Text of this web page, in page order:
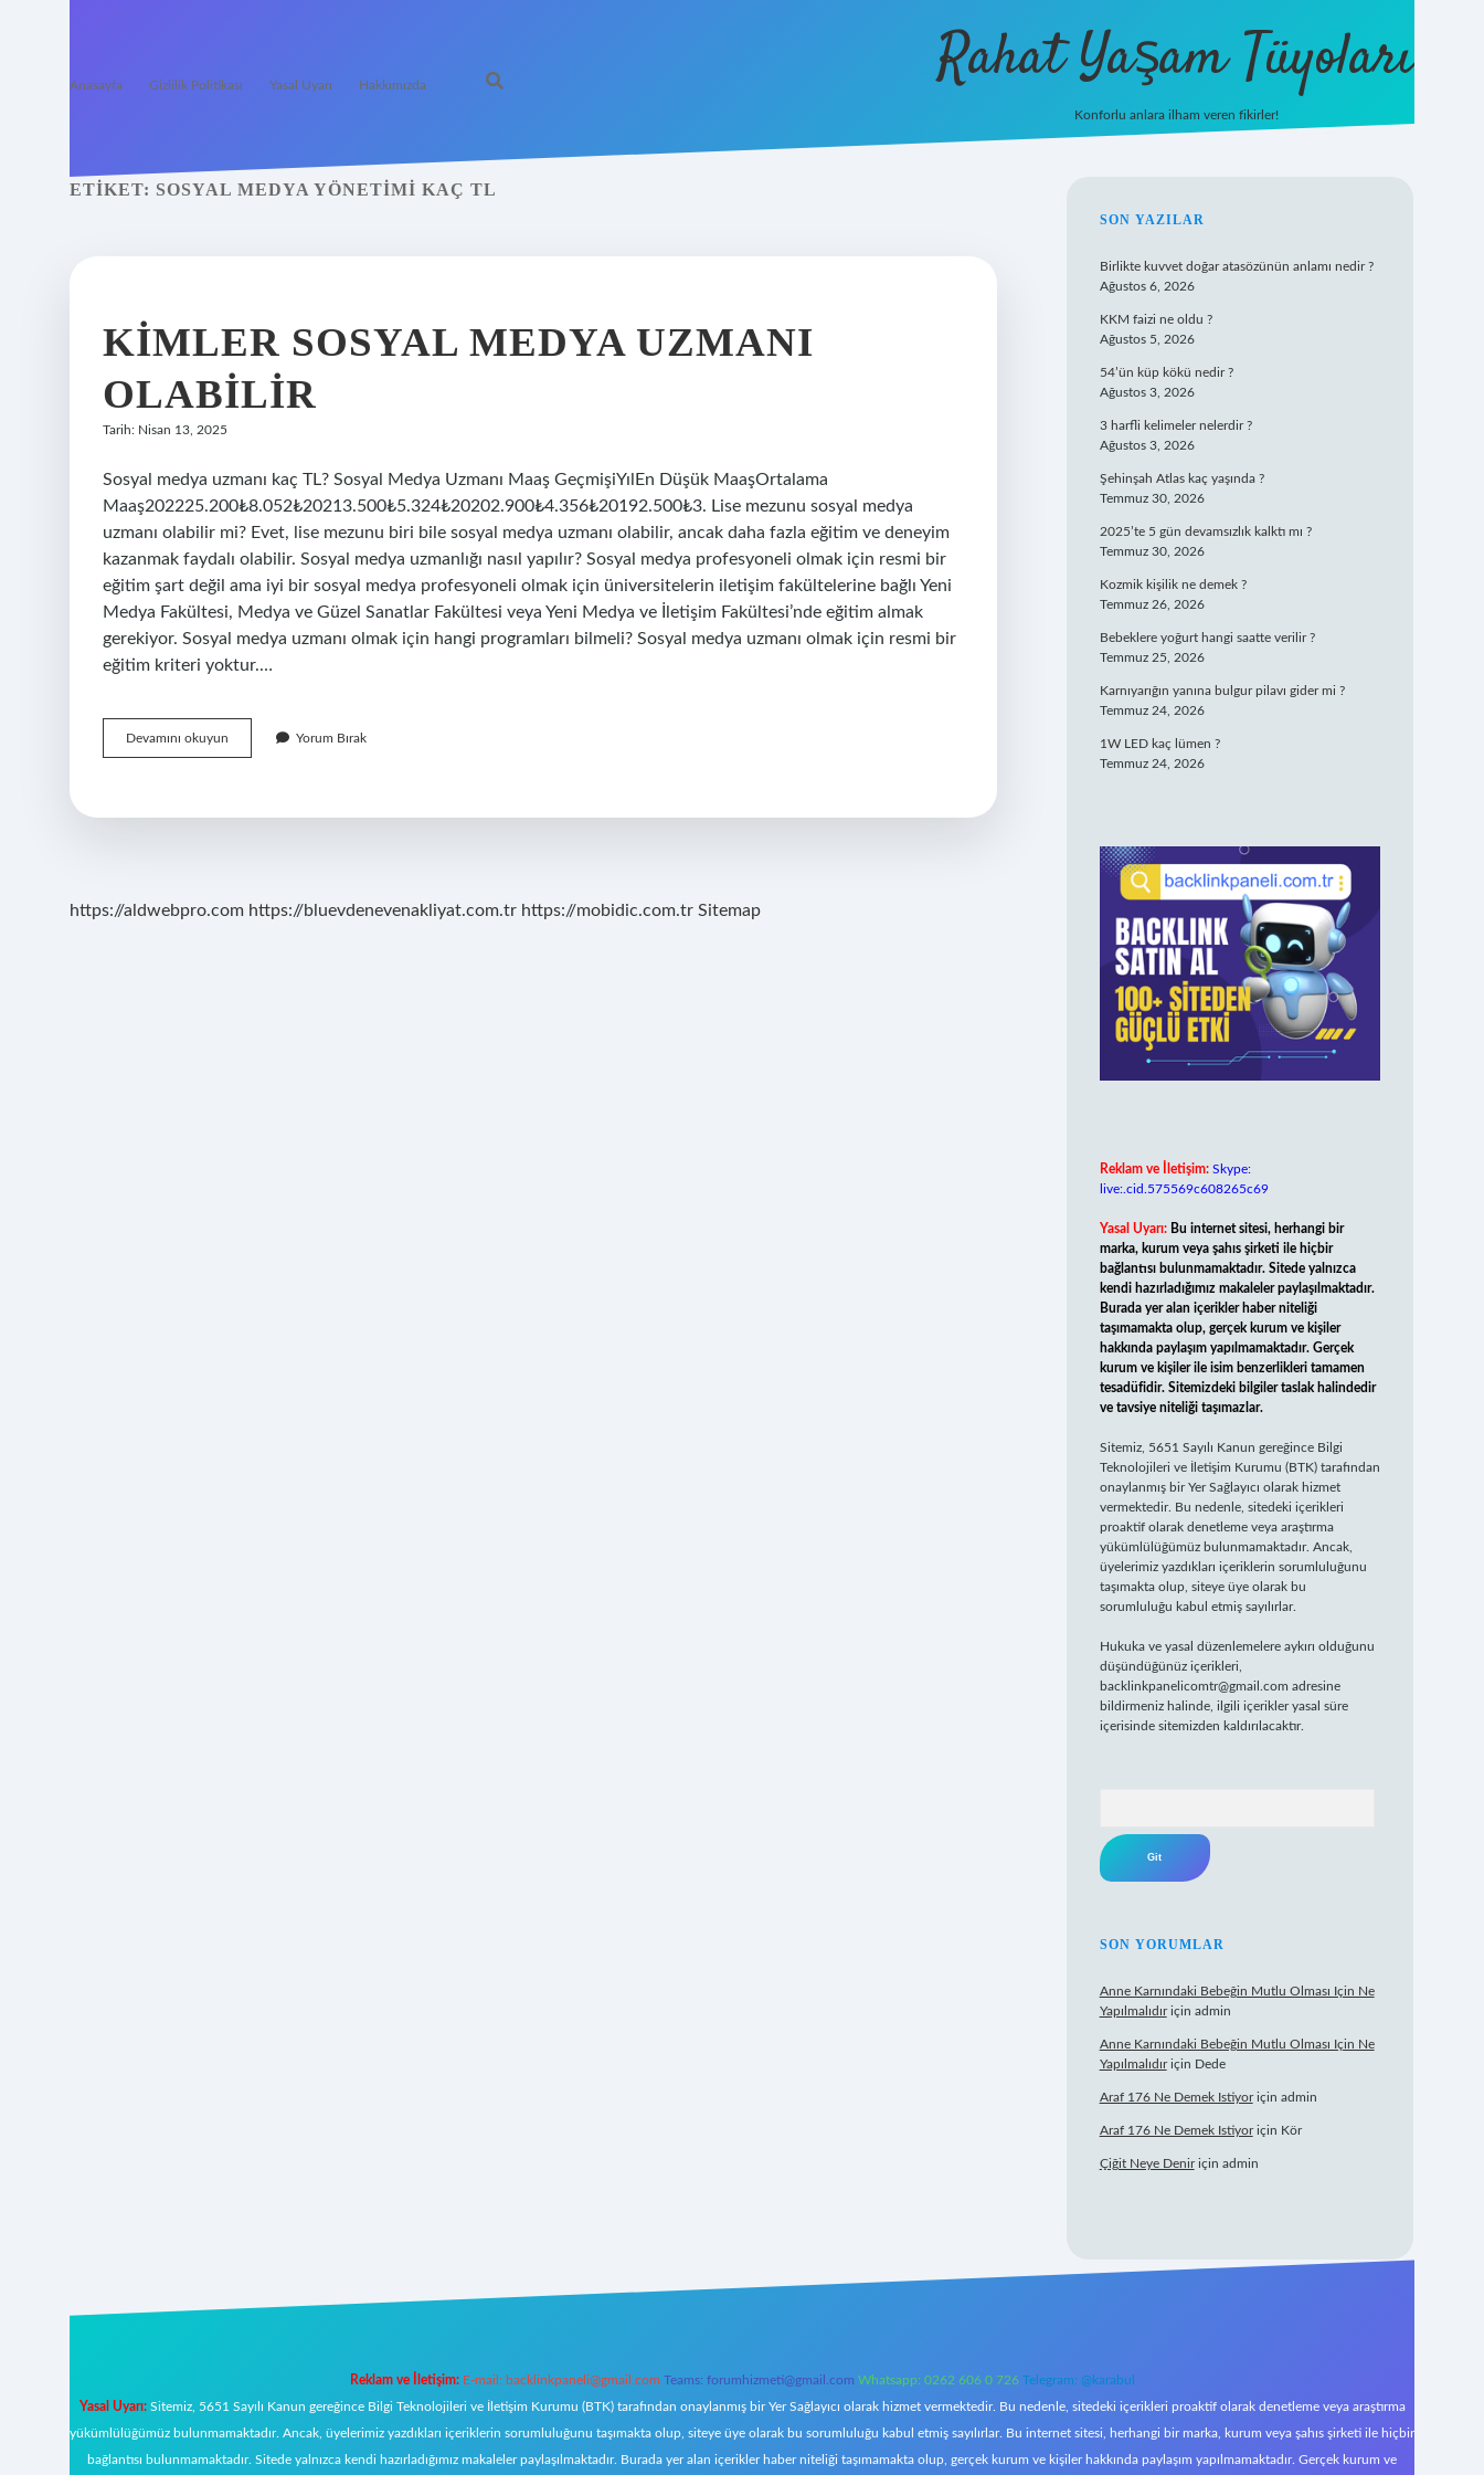
Anasayfa Gizlilik Politikası Yasal Uyarı Hakkımızda Rahat Yaşam Tüyoları
Konforlu anlara ilham veren fikirler!
ETIKET: SOSYAL MEDYA YÖNETIMI KAÇ TL
KIMLER SOSYAL MEDYA UZMANI
OLABILIR
Tarih: Nisan 13, 2025
Sosyal medya uzmanı kaç TL? Sosyal Medya Uzmanı Maaş GeçmişiYılEn Düşük MaaşOrtalama
Maaş202225.200₺8.052₺20213.500₺5.324₺20202.900₺4.356₺20192.500₺3. Lise mezunu sosyal medya
uzmanı olabilir mi? Evet, lise mezunu biri bile sosyal medya uzmanı olabilir, ancak daha fazla eğitim ve deneyim
kazanmak faydalı olabilir. Sosyal medya uzmanlığı nasıl yapılır? Sosyal medya profesyoneli olmak için resmi bir
eğitim şart değil ama iyi bir sosyal medya profesyoneli olmak için üniversitelerin iletişim fakültelerine bağlı Yeni
Medya Fakültesi, Medya ve Güzel Sanatlar Fakültesi veya Yeni Medya ve İletişim Fakültesi’nde eğitim almak
gerekiyor. Sosyal medya uzmanı olmak için hangi programları bilmeli? Sosyal medya uzmanı olmak için resmi bir
eğitim kriteri yoktur.…
Devamını okuyun
Sosyal
Olabilir
Yorum Bırak
https://aldwebpro.com https://bluevdenevenakliyat.com.tr https://mobidic.com.tr Sitemap
SIDEBAR
SON YAZILAR
Birlikte kuvvet doğar atasözünün anlamı nedir ?
Ağustos 6, 2026
KKM faizi ne oldu ?
Ağustos 5, 2026
54’ün küp kökü nedir ?
Ağustos 3, 2026
3 harfli kelimeler nelerdir ?
Ağustos 3, 2026
Şehinşah Atlas kaç yaşında ?
Temmuz 30, 2026
2025’te 5 gün devamsızlık kalktı mı ?
Temmuz 30, 2026
Kozmik kişilik ne demek ?
Temmuz 26, 2026
Bebeklere yoğurt hangi saatte verilir ?
Temmuz 25, 2026
Karnıyarığın yanına bulgur pilavı gider mi ?
Temmuz 24, 2026
1W LED kaç lümen ?
Temmuz 24, 2026
Reklam ve İletişim: Skype:
live:.cid.575569c608265c69
Yasal Uyarı: Bu internet sitesi, herhangi bir
marka, kurum veya şahıs şirketi ile hiçbir
bağlantısı bulunmamaktadır. Sitede yalnızca
kendi hazırladığımız makaleler paylaşılmaktadır.
Burada yer alan içerikler haber niteliği
taşımamakta olup, gerçek kurum ve kişiler
hakkında paylaşım yapılmamaktadır. Gerçek
kurum ve kişiler ile isim benzerlikleri tamamen
tesadüfidir. Sitemizdeki bilgiler taslak halindedir
ve tavsiye niteliği taşımazlar.
Sitemiz, 5651 Sayılı Kanun gereğince Bilgi
Teknolojileri ve İletişim Kurumu (BTK) tarafından
onaylanmış bir Yer Sağlayıcı olarak hizmet
vermektedir. Bu nedenle, sitedeki içerikleri
proaktif olarak denetleme veya araştırma
yükümlülüğümüz bulunmamaktadır. Ancak,
üyelerimiz yazdıkları içeriklerin sorumluluğunu
taşımakta olup, siteye üye olarak bu
sorumluluğu kabul etmiş sayılırlar.
Hukuka ve yasal düzenlemelere aykırı olduğunu
düşündüğünüz içerikleri,
backlinkpanelicomtr@gmail.com adresine
bildirmeniz halinde, ilgili içerikler yasal süre
içerisinde sitemizden kaldırılacaktır.
SON YORUMLAR
Anne Karnındaki Bebeğin Mutlu Olması Için Ne
Yapılmalıdıriçin admin
Anne Karnındaki Bebeğin Mutlu Olması Için Ne
Yapılmalıdıriçin Dede
Araf 176 Ne Demek Istiyoriçin admin
Araf 176 Ne Demek Istiyoriçin Kör
Çiğit Neye Deniriçin admin
Reklam ve İletişim: E-mail: backlinkpaneli@gmail.com Teams: forumhizmeti@gmail.com Whatsapp: 0262 606 0 726 Telegram: @karabul
Yasal Uyarı:Sitemiz, 5651 Sayılı Kanun gereğince Bilgi Teknolojileri ve İletişim Kurumu (BTK) tarafından onaylanmış bir Yer Sağlayıcı olarak hizmet vermektedir. Bu nedenle, sitedeki içerikleri proaktif olarak denetleme veya araştırma
yükümlülüğümüz bulunmamaktadır. Ancak, üyelerimiz yazdıkları içeriklerin sorumluluğunu taşımakta olup, siteye üye olarak bu sorumluluğu kabul etmiş sayılırlar. Bu internet sitesi, herhangi bir marka, kurum veya şahıs şirketi ile hiçbir
bağlantısı bulunmamaktadır. Sitede yalnızca kendi hazırladığımız makaleler paylaşılmaktadır. Burada yer alan içerikler haber niteliği taşımamakta olup, gerçek kurum ve kişiler hakkında paylaşım yapılmamaktadır. Gerçek kurum ve